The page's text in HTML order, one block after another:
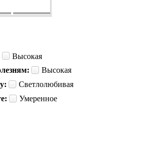
Высокая
Высокая
Светлолюбивая
Умеренное